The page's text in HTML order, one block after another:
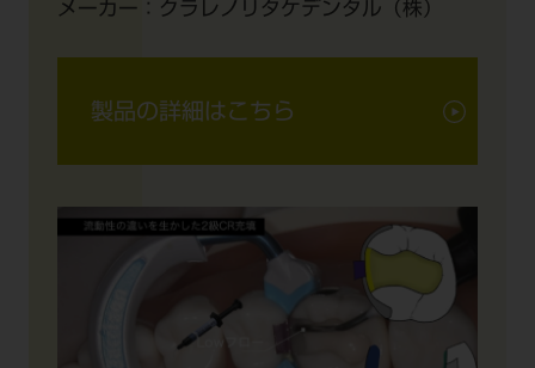
メーカー： クラレノリタケデンタル（株）
製品の詳細はこちら